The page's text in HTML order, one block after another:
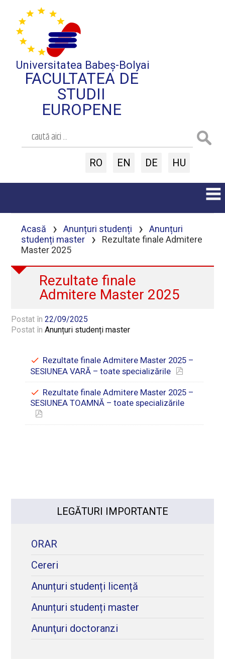
Universitatea Babeș-Bolyai
FACULTATEA DE
STUDII
EUROPENE
RO EN DE HU
Acasă › Anunțuri studenți ›
Anunțuri
studenți master
›
Rezultate finale Admitere
Master 2025
Rezultate finale
Admitere Master 2025
Postat în22/09/2025
Postat înAnunțuri studenți master
Rezultate finale Admitere Master 2025 –
SESIUNEA VARĂ – toate specializările
Rezultate finale Admitere Master 2025 –
SESIUNEA TOAMNĂ – toate specializările
LEGĂTURI IMPORTANTE
ORAR
Cereri
Anunțuri studenți licență
Anunțuri studenți master
Anunţuri doctoranzi